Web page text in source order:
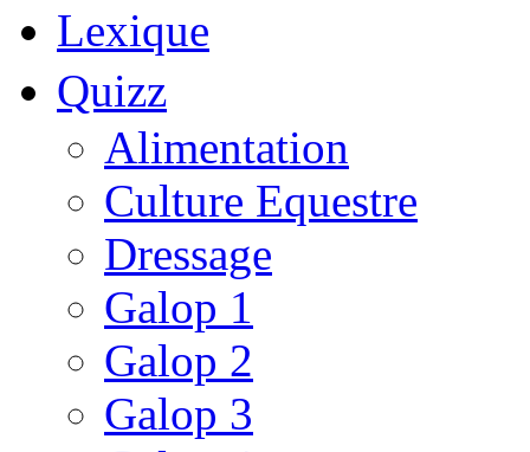
Lexique
Quizz
Alimentation
Culture Equestre
Dressage
Galop 1
Galop 2
Galop 3